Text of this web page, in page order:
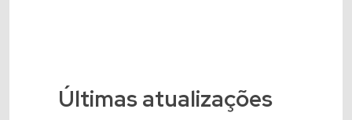
Últimas atualizações